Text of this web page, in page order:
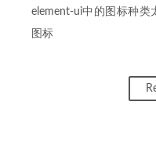
element-ui中的图标种类
图标